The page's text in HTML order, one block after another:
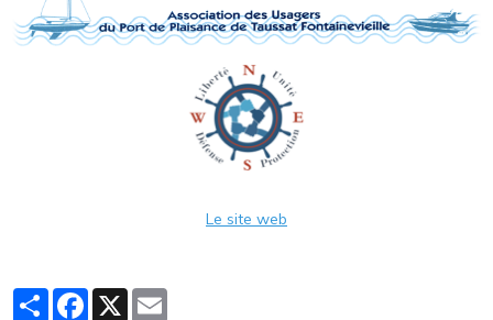
Le site web
PartagerFacebook
X